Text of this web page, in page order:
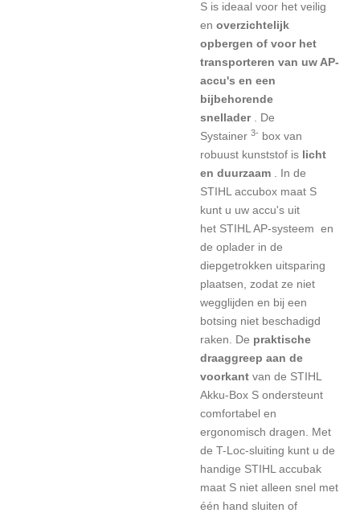
S is ideaal voor het veilig
en overzichtelijk
opbergen of voor het
transporteren van uw AP-
accu's en een
bijbehorende
snellader
De
Systainer 3- box van
robuust kunststof is licht
en duurzaam
In de
STIHL accubox maat S
kunt u uw accu's uit
het STIHL AP-systeem en
de oplader in de
diepgetrokken uitsparing
plaatsen, zodat ze niet
wegglijden en bij een
botsing niet beschadigd
raken.
De praktische
draaggreep aan de
voorkant van de STIHL
Akku-Box S ondersteunt
comfortabel en
ergonomisch dragen.
Met
de T-Loc-sluiting kunt u de
handige STIHL accubak
maat S niet alleen snel met
één hand sluiten of